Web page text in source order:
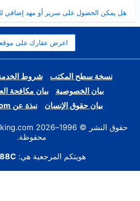
هل يمكن الحصول على سرير أو مهد إضافي
مصغر
اعرض عقارك على
نسخة سطح المكتب شروط
بيان الخصوصية
بيان مكافحة
بيان حقوق الإنسان
نبذة عن Booking.com
محفوظة.
هويتكم المرجعية هي: